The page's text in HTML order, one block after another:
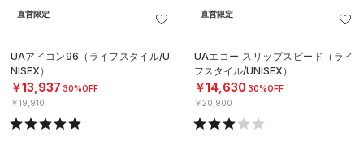
直営限定
UAアイコン96（ライフスタイル/U
NISEX）
￥13,937 30%OFF
￥19,910
直営限定
UAエコー スリップスピード（ライ
フスタイル/UNISEX）
￥14,630 30%OFF
￥20,900